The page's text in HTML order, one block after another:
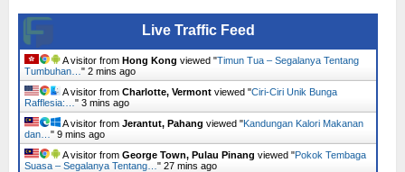
Live Traffic Feed
A visitor from Hong Kong viewed "Timun Tua – Segalanya Tentang
Tumbuhan… " 2 mins ago
A visitor from Charlotte, Vermont viewed "Ciri-Ciri Unik Bunga
Rafflesia:… " 3 mins ago
A visitor from Jerantut, Pahang viewed "Kandungan Kalori Makanan
dan… " 9 mins ago
A visitor from George Town, Pulau Pinang viewed "Pokok Tembaga
Suasa – Segalanya Tentang… " 27 mins ago